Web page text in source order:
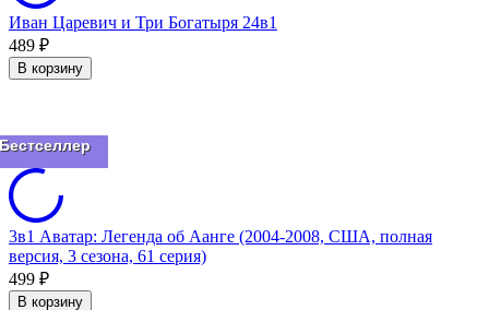
Иван Царевич и Три Богатыря 24в1
489 ₽
В корзину
Бестселлер
3в1 Аватар: Легенда об Аанге (2004-2008, США, полная
версия, 3 сезона, 61 серия)
499 ₽
В корзину